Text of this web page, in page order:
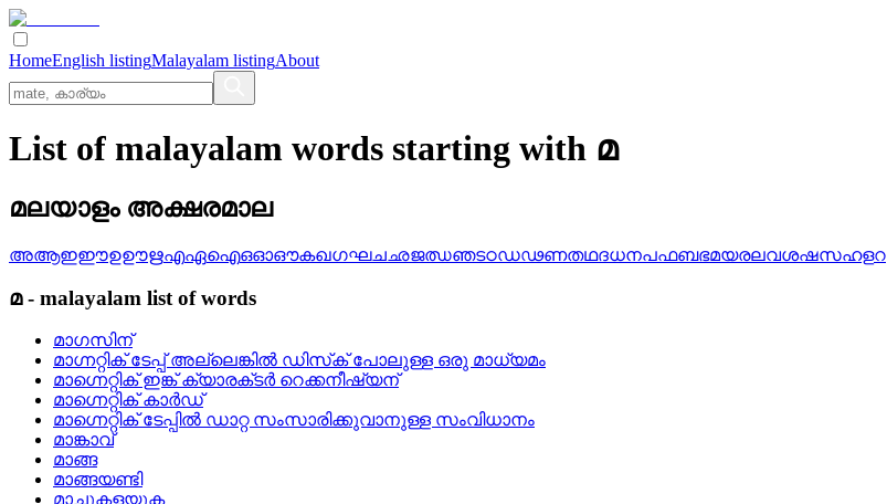
HomeEnglish listingMalayalam listingAbout
List of malayalam words starting with മ
മലയാളം അക്ഷരമാല
അആഇഈഉഊഋഎഏഐഒഓഔകഖഗഘചഛജഝഞടഠഡഢണതഥദധനപഫബഭമയരലവശഷസഹളറ
മ- malayalam list of words
മാഗസിന്
മാഗ്നറ്റിക്‌ ടേപ്പ്‌ അല്ലെങ്കില്‍ ഡിസ്‌ക്‌ പോലുള്ള ഒരു മാധ്യമം
മാഗ്നെറ്റിക്‌ ഇങ്ക്‌ ക്യാരക്‌ടര്‍ റെക്കനീഷ്യന്
മാഗ്നെറ്റിക്‌ കാര്‍ഡ്
മാഗ്നെറ്റിക്‌ ടേപ്പില്‍ ഡാറ്റ സംസാരിക്കുവാനുള്ള സംവിധാനം
മാങ്കാവ്
മാങ്ങ
മാങ്ങയണ്ടി
മാച്ചുകളയുക